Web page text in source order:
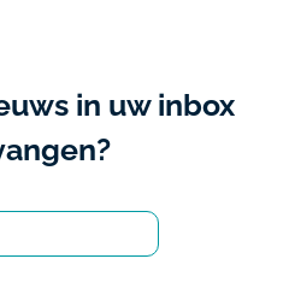
in uw inbox